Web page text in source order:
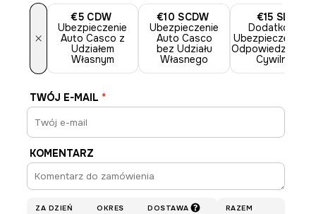
×
€5 CDW
Ubezpieczenie
Auto Casco z
Udziałem
Własnym
€10 SCDW
Ubezpieczenie
Auto Casco
bez Udziału
Własnego
€15 SLI
Dodatkowe
Ubezpieczenie
Cywilnej
TWÓJ E-MAIL *
KOMENTARZ
ZA DZIEŃ OKRES DOSTAWA RAZEM